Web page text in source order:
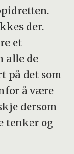
der.
et
alle de
på det som
å være
dersom
tenker og